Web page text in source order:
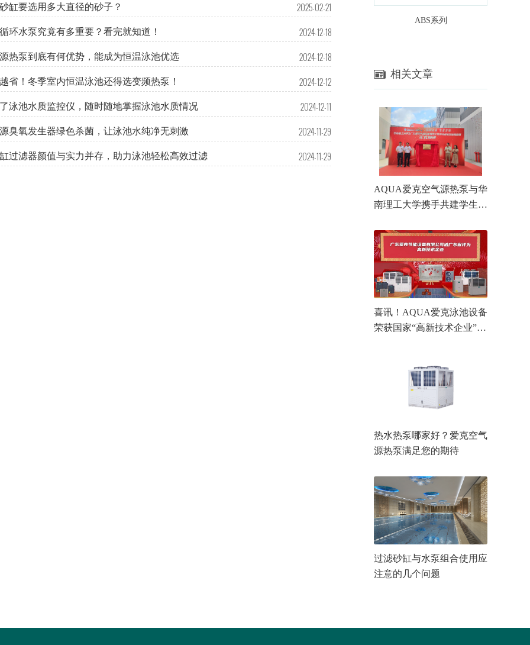
缸要选用多大直径的砂子？ 2025-02-21
环水泵究竟有多重要？看完就知道！ 2024-12-18
热泵到底有何优势，能成为恒温泳池优选 2024-12-18
省！冬季室内恒温泳池还得选变频热泵！ 2024-12-12
泳池水质监控仪，随时随地掌握泳池水质情况 2024-12-11
臭氧发生器绿色杀菌，让泳池水纯净无刺激 2024-11-29
过滤器颜值与实力并存，助力泳池轻松高效过滤 2024-11-29
ABS系列
相关文章
AQUA爱克空气源热泵与华
南理工大学携手共建学生就
喜讯！AQUA爱克泳池设备
荣获国家“高新技术企业”认
热水热泵哪家好？爱克空气
源热泵满足您的期待
过滤砂缸与水泵组合使用应
注意的几个问题